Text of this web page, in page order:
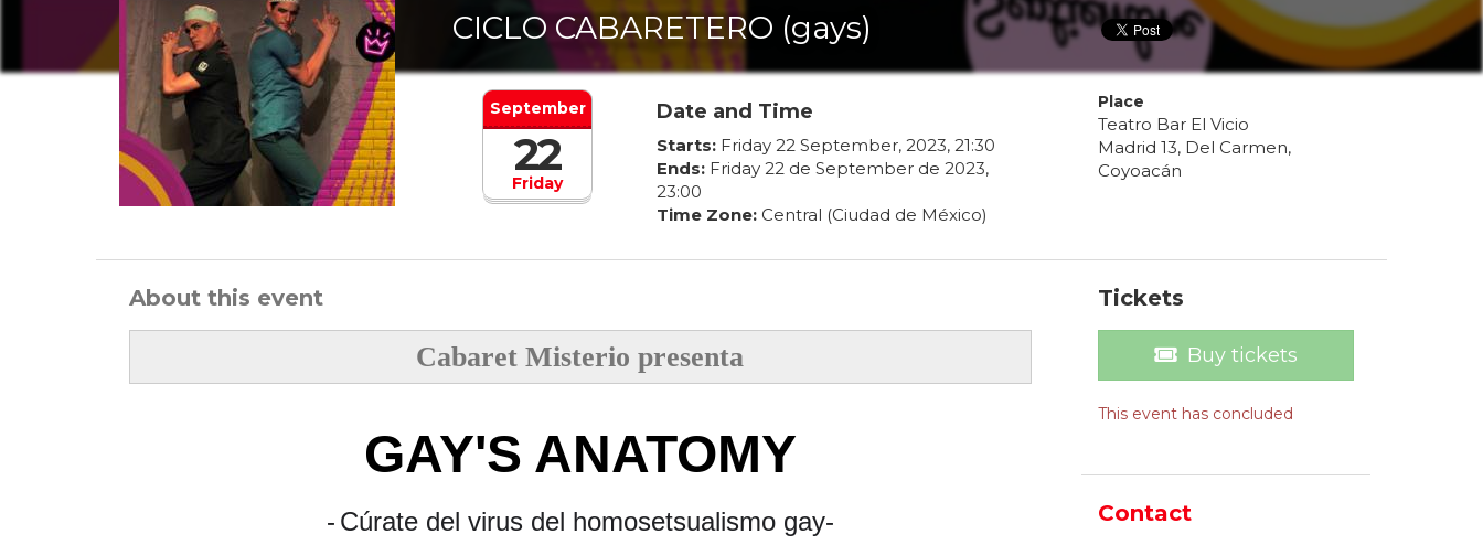
CICLO CABARETERO (gays)
Friday
September
22
Date and Time
Starts: Friday 22 September, 2023, 21:30
Ends: Friday 22de Septemberde 2023,
23:00
Time Zone: Central (Ciudad de México)
Place
Teatro Bar El Vicio
Madrid 13, Del Carmen,
Coyoacán
About this event
Cabaret Misterio presenta
GAY'S ANATOMY
- Cúrate del virus del homosetsualismo gay-
Tickets
Buy tickets
This event has concluded
Contact